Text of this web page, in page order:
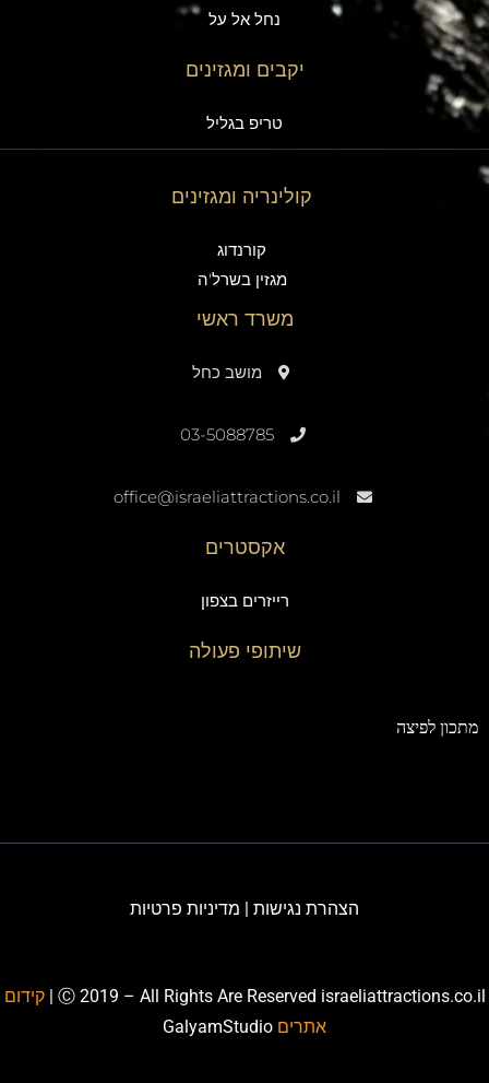
נחל אל על
יקבים ומגזינים
טריפ בגליל
קולינריה ומגזינים
קורנדוג
מגזין בשרל'ה
משרד ראשי
מושב כחל
03-5088785
office@israeliattractions.co.il
אקסטרים
רייזרים בצפון
שיתופי פעולה
לפיצה
הצהרת נגישות|מדיניות פרטיות
Ⓒ 2019 – All Rights Are Reserved
קידום
אתרים GalyamStudio